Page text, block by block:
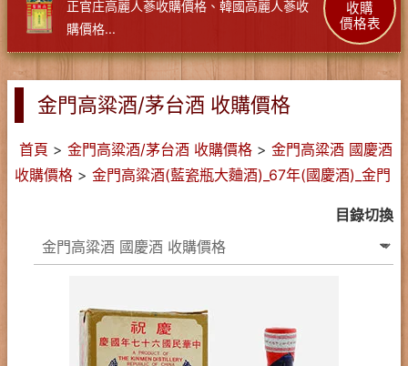
正官庄高麗人蔘收購價格 、 韓國高麗人蔘收
購價格...
收購
價格表
金門高粱酒/茅台酒 收購價格
首頁 > 金門高粱酒/茅台酒 收購價格 > 金門高粱酒 國慶酒
收購價格 > 金門高粱酒(藍瓷瓶大麯酒)_67年(國慶酒)_金門
目錄切換